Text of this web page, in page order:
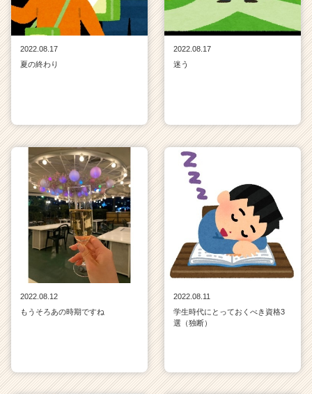
2022.08.17
夏の終わり
2022.08.17
迷う
2022.08.12
もうそろあの時期ですね
2022.08.11
学生時代にとっておくべき資格3
選（独断）